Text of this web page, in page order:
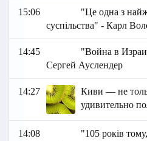
15:06
"Це одна з
суспільства" - Карл
14:45
"Война в
Сергей Ауслендер
14:27
Киви — не
удивительно
14:08
"105 років